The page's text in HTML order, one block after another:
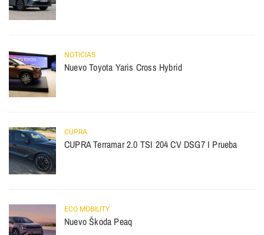
NOTICIAS
Nuevo Toyota Yaris Cross Hybrid
CUPRA
CUPRA Terramar 2.0 TSI 204 CV DSG7 I Prueba
ECO MOBILITY
Nuevo Škoda Peaq